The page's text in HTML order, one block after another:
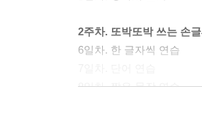
2주차. 또박또박 쓰는 손
6일차. 한 글자씩 연습
8일차. 짧은 문장 연습